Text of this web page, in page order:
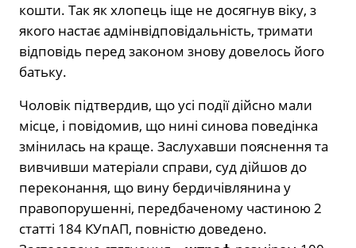
кошти. Так як хлопець іще не досягнув віку, з
якого настає адмінвідповідальність, тримати
відповідь перед законом знову довелось його
батьку.
Чоловік підтвердив, що усі події дійсно мали
місце, і повідомив, що нині синова поведінка
змінилась на краще. Заслухавши пояснення та
вивчивши матеріали справи, суд дійшов до
переконання, що вину бердичівлянина у
правопорушенні, передбаченому частиною 2
статті 184 КУпАП, повністю доведено.